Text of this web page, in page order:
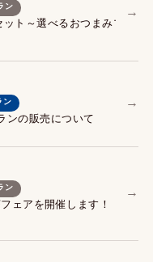
ン
ット～選べるおつまみプレ
→
ン
ンの販売について
→
ン
ェアを開催します！
→